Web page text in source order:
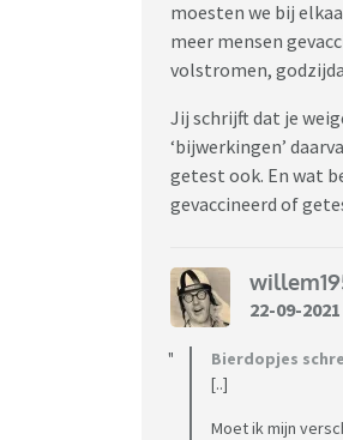
moesten we bij
meer mensen
volstromen,
Jij schrijft dat je
‘bijwerkingen’
getest ook. En wat
gevaccineerd of
22-09-2021
Bierdopjes
[..]
Moet ik mijn